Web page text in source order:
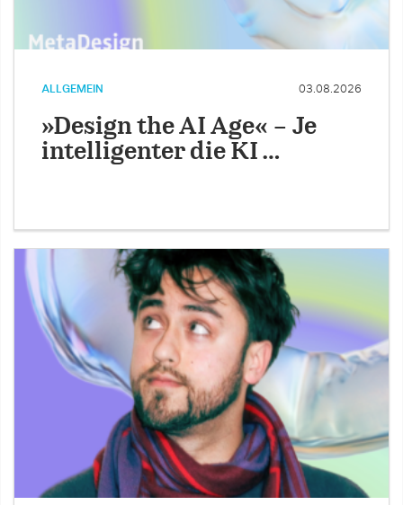
ALLGEMEIN 03.08.2026
»Design the AI Age« – Je
intelligenter die KI …